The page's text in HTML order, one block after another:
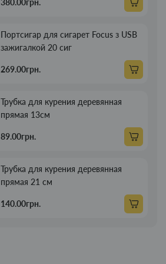
380.00грн.
Портсигар для сигарет Focus з USB
зажигалкой 20 сиг
269.00грн.
Трубка для курения деревянная
прямая 13см
89.00грн.
Трубка для курения деревянная
прямая 21 см
140.00грн.